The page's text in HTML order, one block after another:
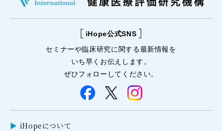
iHope公式SNS
セミナーや臨床研究に関する最新情報を
いち早くお伝えします。
ぜひフォローしてください。
iHopeについて